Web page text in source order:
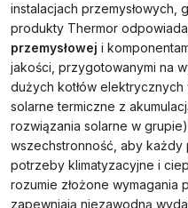
instalacjach przemysłowych,
produkty Thermor
przemysłowej i
jakości, przygotowanymi na
dużych kotłów
solarne termiczne z
rozwiązania solarne w
wszechstronność, aby każdy
potrzeby klimatyzacyjne i
rozumie złożone wymagania
zapewniają niezawodną